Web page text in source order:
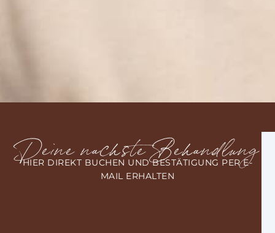
Deine nächste Behandlung
HIER DIREKT BUCHEN UND BESTÄTIGUNG PER E-
MAIL ERHALTEN